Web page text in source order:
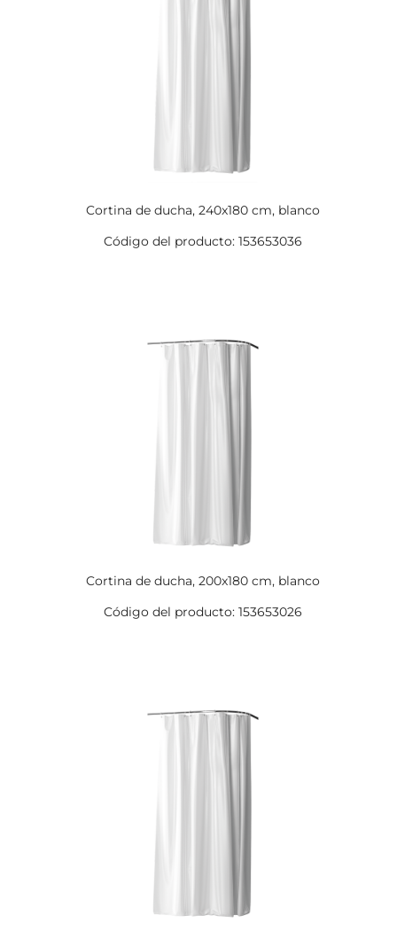
Cortina de ducha, 240x180 cm, blanco
Código del producto: 153653036
Cortina de ducha, 200x180 cm, blanco
Código del producto: 153653026